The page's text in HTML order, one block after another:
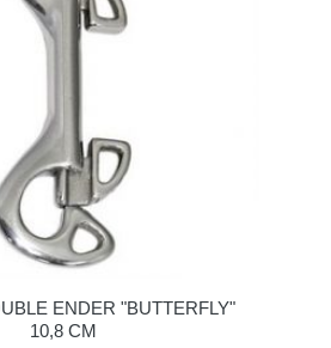
ENDER "BUTTERFLY"
10,8 CM